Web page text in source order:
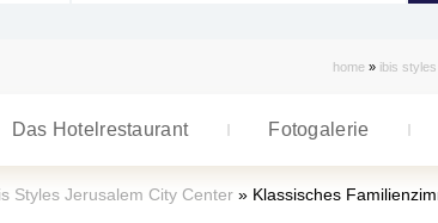
home » ibis
Das Hotelrestaurant Fotogalerie
Styles Jerusalem City Center» Klassisches